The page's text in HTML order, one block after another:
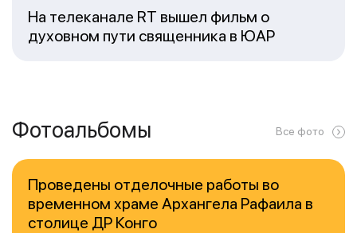
На телеканале RT вышел фильм о
духовном пути священника в ЮАР
Фотоальбомы Все фото
Проведены отделочные работы во
временном храме Архангела Рафаила в
столице ДР Конго